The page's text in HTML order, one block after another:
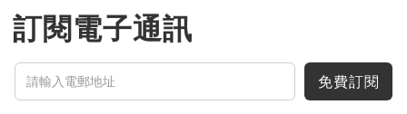
訂閱電子通訊
免費訂閱